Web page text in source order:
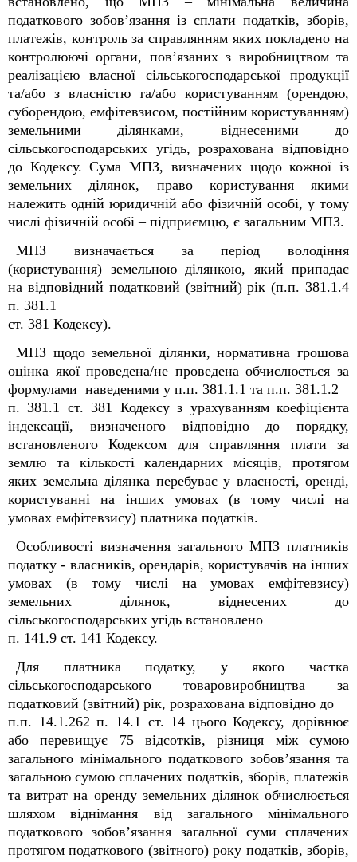
податкового зобов’язання із сплати податків, зборів,
платежів, контроль за справлянням яких покладено на
контролюючі органи, пов’язаних з виробництвом та
реалізацією власної сільськогосподарської продукції
та/або з власністю та/або користуванням (орендою,
суборендою, емфітевзисом, постійним користуванням)
земельними ділянками, віднесеними до
сільськогосподарських угідь, розрахована відповідно
до Кодексу. Сума МПЗ, визначених щодо кожної із
земельних ділянок, право користування якими
належить одній юридичній або фізичній особі, у тому
числі фізичній особі – підприємцю, є загальним МПЗ.
МПЗ визначається за період володіння
(користування) земельною ділянкою, який припадає
на відповідний податковий (звітний) рік (п.п. 381.1.4
п. 381.1
ст. 381 Кодексу).
МПЗ щодо земельної ділянки, нормативна грошова
оцінка якої проведена/не проведена обчислюється за
формулами наведеними у п.п. 381.1.1 та п.п. 381.1.2
п. 381.1 ст. 381 Кодексу з урахуванням коефіцієнта
індексації, визначеного відповідно до порядку,
встановленого Кодексом для справляння плати за
землю та кількості календарних місяців, протягом
яких земельна ділянка перебуває у власності, оренді,
користуванні на інших умовах (в тому числі на
умовах емфітевзису) платника податків.
Особливості визначення загального МПЗ платників
податку - власників, орендарів, користувачів на інших
умовах (в тому числі на умовах емфітевзису)
земельних ділянок, віднесених до
сільськогосподарських угідь встановлено
п. 141.9 ст. 141 Кодексу.
Для платника податку, у якого частка
сільськогосподарського товаровиробництва за
податковий (звітний) рік, розрахована відповідно до
п.п. 14.1.262 п. 14.1 ст. 14 цього Кодексу, дорівнює
або перевищує 75 відсотків, різниця між сумою
загального мінімального податкового зобов’язання та
загальною сумою сплачених податків, зборів, платежів
та витрат на оренду земельних ділянок обчислюється
шляхом віднімання від загального мінімального
податкового зобов’язання загальної суми сплачених
протягом податкового (звітного) року податків, зборів,